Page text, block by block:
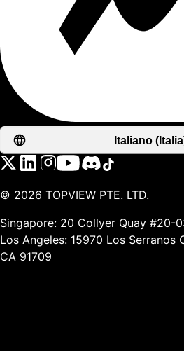
Italiano
© 2026 TOPVIEW PTE. LTD.
Singapore: 20 Collyer Quay #20-
Los Angeles: 15970 Los Serranos
CA 91709